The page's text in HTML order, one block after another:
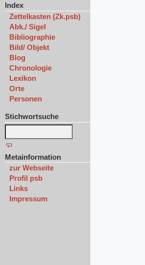
Index
Zettelkasten (Zk.psb)
Abk./ Sigel
Bibliographie
Bild/ Objekt
Blog
Chronologie
Lexikon
Orte
Personen
Stichwortsuche
Metainformation
zur Webseite
Profil psb
Links
Impressum